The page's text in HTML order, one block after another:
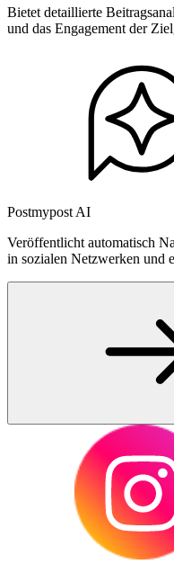
Bietet detaillierte
und das Engagement der
Postmypost AI
Veröffentlicht automatisch
in sozialen Netzwerken und